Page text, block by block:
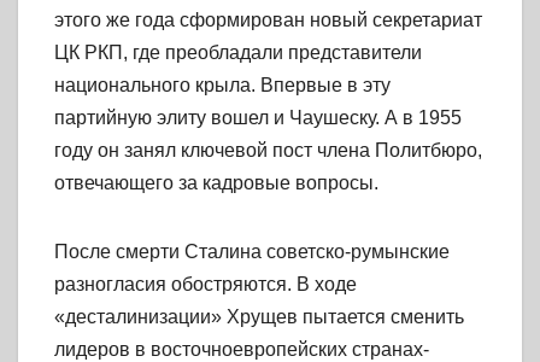
этого же года сформирован новый секретариат
ЦК РКП, где преобладали представители
национального крыла. Впервые в эту
партийную элиту вошел и Чаушеску. А в 1955
году он занял ключевой пост члена Политбюро,
отвечающего за кадровые вопросы.
После смерти Сталина советско-румынские
разногласия обостряются. В ходе
«десталинизации» Хрущев пытается сменить
лидеров в восточноевропейских странах-